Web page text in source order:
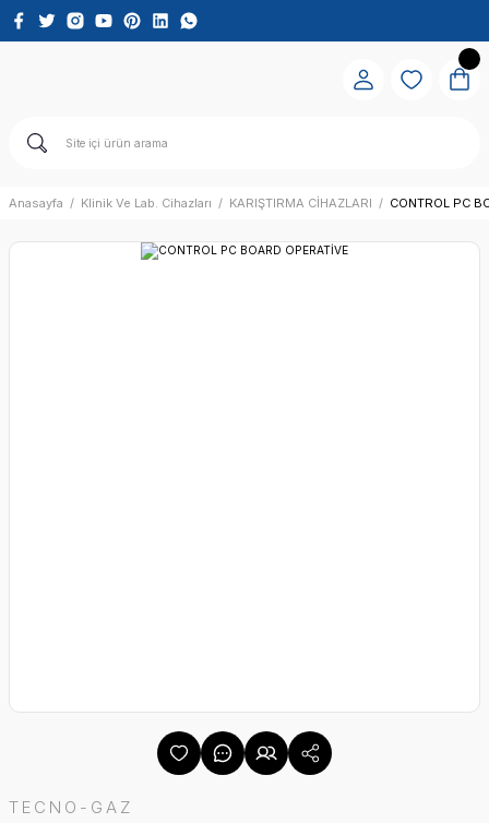
Anasayfa Klinik Ve Lab. Cihazları KARIŞTIRMA CİHAZLARI CONTROL PC
TECNO-GAZ